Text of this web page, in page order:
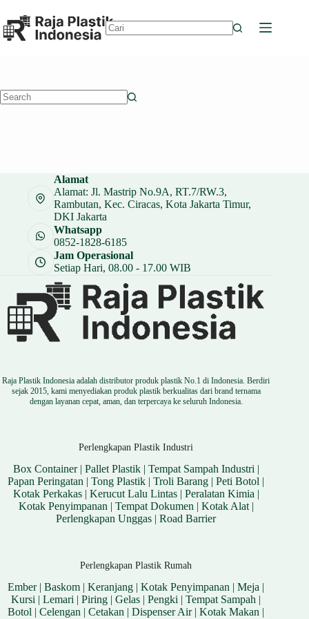
to
content
Alamat
Alamat: Jl. Mastrip No.9A, RT.7/RW.3,
Rambutan, Kec. Ciracas, Kota Jakarta Timur,
DKI Jakarta
Whatsapp
0852-1828-6185
Jam Operasional
Setiap Hari, 08.00 - 17.00 WIB
Raja Plastik Indonesia adalah distributor produk plastik No.1 di Indonesia. Berdiri
sejak 2015, kami menyediakan produk plastik berkualitas dari brand ternama
dengan layanan cepat, aman, dan terpercaya ke seluruh Indonesia.
Perlengkapan Plastik Industri
Box Container| Pallet Plastik| Tempat Sampah Industri |
Papan Peringatan |Tong Plastik |Troli Barang |Peti Botol |
Kotak Perkakas| Kerucut Lalu Lintas| Peralatan Kimia |
Kotak Penyimpanan | Tempat Dokumen | Kotak Alat|
Perlengkapan Unggas |Road Barrier
Perlengkapan Plastik Rumah
Ember|Baskom |Keranjang |Kotak Penyimpanan |Meja |
Kursi |Lemari |Piring |Gelas |Pengki |Tempat Sampah |
Botol |Celengan |Cetakan |Dispenser Air|Kotak Makan |